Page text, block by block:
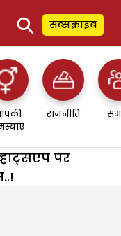
⚲ सब्सक्राइब
राजनीति
पर